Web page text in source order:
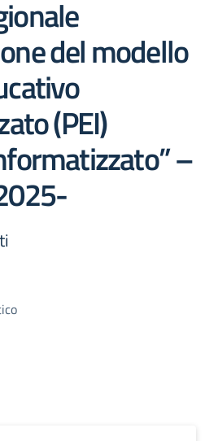
del modello
(PEI)
–